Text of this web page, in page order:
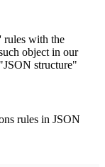
rules with the
object in our
structure"
rules in JSON